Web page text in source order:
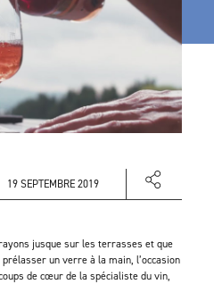
19 SEPTEMBRE 2019
jusque sur les terrasses et que
un verre à la main, l’occasion
de cœur de la spécialiste du vin,